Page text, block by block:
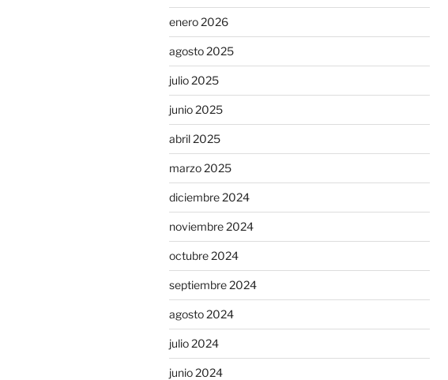
enero 2026
agosto 2025
julio 2025
junio 2025
abril 2025
marzo 2025
diciembre 2024
noviembre 2024
octubre 2024
septiembre 2024
agosto 2024
julio 2024
junio 2024